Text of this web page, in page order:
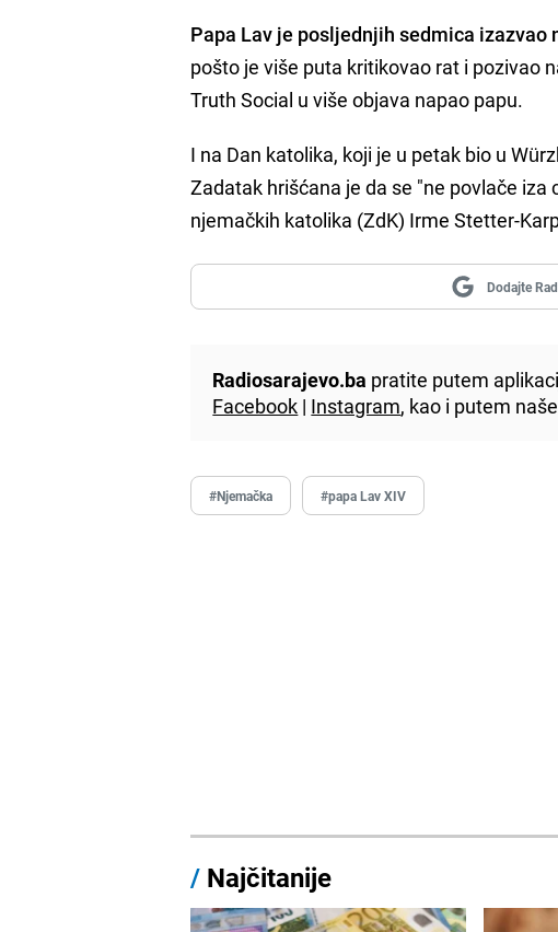
Papa Lav je posljednjih sedmica
pošto je više puta kritikovao rat i pozivao
Truth Social u više objava napao papu.
I na Dan katolika, koji je u petak bio u
Zadatak hrišćana je da se "ne povlače
njemačkih katolika (ZdK) Irme Stetter-
Dodajte
Radiosarajevo.ba pratite putem
Facebook | Instagram, kao i putem
#Njemačka #papa Lav XIV
/ Najčitanije